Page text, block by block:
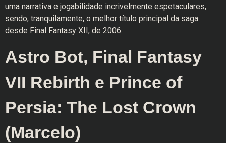
uma narrativa e jogabilidade incrivelmente espetaculares,
sendo, tranquilamente, o melhor título principal da saga
desde Final Fantasy XII, de 2006.
Astro Bot, Final Fantasy
VII Rebirth e Prince of
Persia: The Lost Crown
(Marcelo)